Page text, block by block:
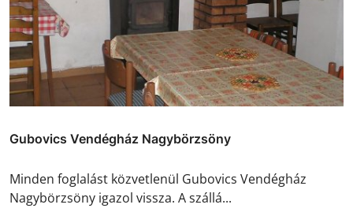
Gubovics Vendégház Nagybörzsöny
Minden foglalást közvetlenül Gubovics Vendégház
Nagybörzsöny igazol vissza. A szállá...